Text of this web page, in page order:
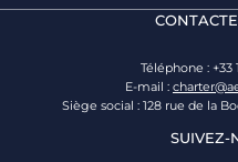
Téléphone : +33
E-mail :
Siège social : 128 rue de la
SUIVEZ-